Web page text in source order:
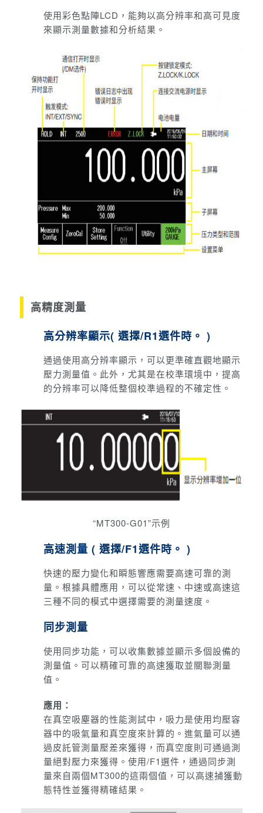
使用彩色點陣LCD，能夠以高分辨率和高可見度
來顯示測量數據和分析結果。
高精度測量
高分辨率顯示( 選擇/R1選件時。 )
通過使用高分辨率顯示，可以更準確直觀地顯示
壓力測量值。 此外，尤其是在校準環境中，提高
的分辨率可以降低整個校準過程的不確定性。
“MT300-G01”示例
高速測量 ( 選擇/F1選件時。 )
快速的壓力變化和瞬態響應需要高速可靠的測
量。 根據具體應用，可以從常速、中速或高速這
三種不同的模式中選擇需要的測量速度。
同步測量
使用同步功能，可以收集數據並顯示多個設備的
測量值。 可以精確可靠的高速獲取並關聯測量
值。
應用：
在真空吸塵器的性能測試中，吸力是使用均壓容
器中的吸氣量和真空度來計算的。 進氣量可以通
過皮託管測量壓差來獲得，而真空度則可通過測
量絕對壓力來獲得。 使用/F1選件，通過同步測
量來自兩個MT300的這兩個值，可以高速捕獲動
態特性並獲得精確結果。